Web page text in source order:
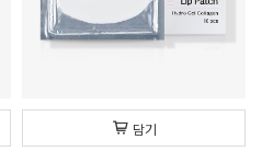
담기